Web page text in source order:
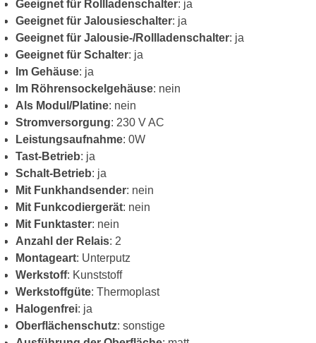
Geeignet für Rollladenschalter: ja
Geeignet für Jalousieschalter: ja
Geeignet für Jalousie-/Rollladenschalter: ja
Geeignet für Schalter: ja
Im Gehäuse: ja
Im Röhrensockelgehäuse: nein
Als Modul/Platine: nein
Stromversorgung: 230 V AC
Leistungsaufnahme: 0W
Tast-Betrieb: ja
Schalt-Betrieb: ja
Mit Funkhandsender: nein
Mit Funkcodiergerät: nein
Mit Funktaster: nein
Anzahl der Relais: 2
Montageart: Unterputz
Werkstoff: Kunststoff
Werkstoffgüte: Thermoplast
Halogenfrei: ja
Oberflächenschutz: sonstige